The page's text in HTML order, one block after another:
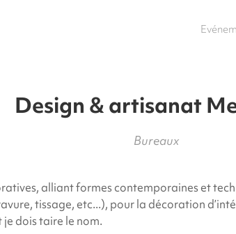
Design & artisanat
Bureaux
alliant formes contemporaines et
tissage, etc...), pour la décoration
dois taire le nom.